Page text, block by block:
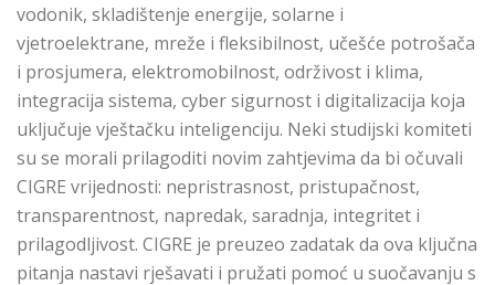
vodonik, skladištenje energije, solarne i
vjetroelektrane, mreže i fleksibilnost, učešće potrošača
i prosjumera, elektromobilnost, održivost i klima,
integracija sistema, cyber sigurnost i digitalizacija koja
uključuje vještačku inteligenciju. Neki studijski komiteti
su se morali prilagoditi novim zahtjevima da bi očuvali
CIGRE vrijednosti: nepristrasnost, pristupačnost,
transparentnost, napredak, saradnja, integritet i
prilagodljivost. CIGRE je preuzeo zadatak da ova ključna
pitanja nastavi rješavati i pružati pomoć u suočavanju s